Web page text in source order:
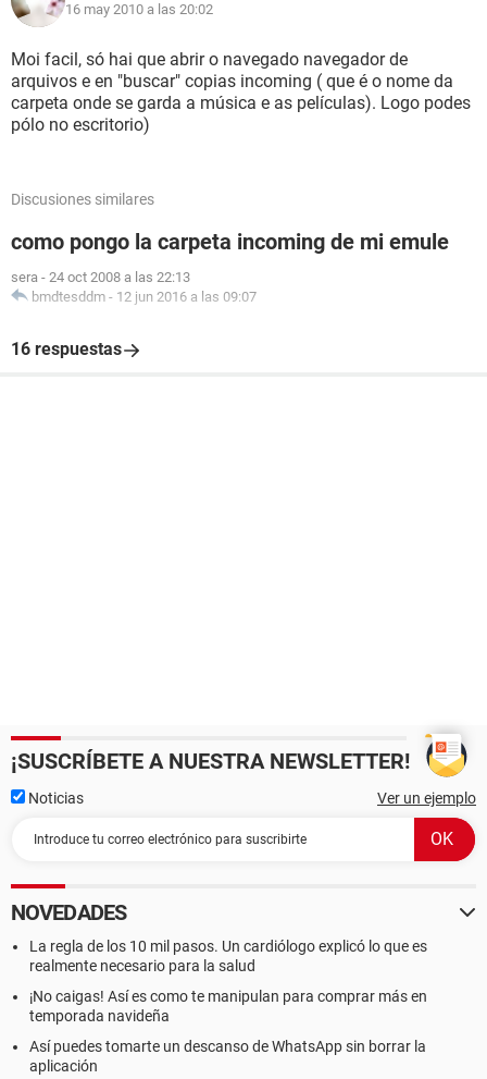
16 may 2010 a las 20:02
Moi facil, só hai que abrir o navegado navegador de
arquivos e en "buscar" copias incoming ( que é o nome da
carpeta onde se garda a música e as películas). Logo podes
pólo no escritorio)
Discusiones similares
como pongo la carpeta incoming de mi emule
sera - 24 oct 2008 a las 22:13
bmdtesddm - 12 jun 2016 a las 09:07
16 respuestas
¡SUSCRÍBETE A NUESTRA NEWSLETTER!
Noticias Ver un ejemplo
NOVEDADES
La regla de los 10 mil pasos. Un cardiólogo explicó lo que es
realmente necesario para la salud
¡No caigas! Así es como te manipulan para comprar más en
temporada navideña
Así puedes tomarte un descanso de WhatsApp sin borrar la
aplicación